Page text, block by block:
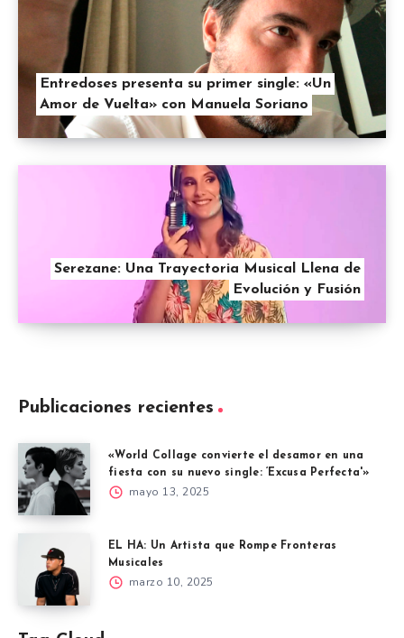
Entredoses presenta su primer single: «Un
Amor de Vuelta» con Manuela Soriano
Serezane: Una Trayectoria Musical Llena de
Evolución y Fusión
Publicaciones recientes
«World Collage convierte el desamor en una
fiesta con su nuevo single: ‘Excusa Perfecta'»
mayo 13, 2025
EL HA: Un Artista que Rompe Fronteras
Musicales
marzo 10, 2025